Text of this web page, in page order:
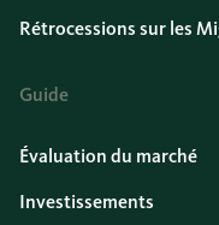
Rétrocessions sur les
Guide
Évaluation du marché
Investissements